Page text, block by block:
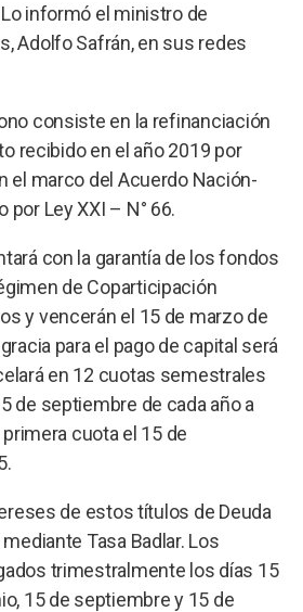
informó el ministro de
Adolfo Safrán, en sus redes
consiste en la refinanciación
recibido en el año 2019 por
el marco del Acuerdo Nación-
por Ley XXI – N° 66.
con la garantía de los fondos
de Coparticipación
y vencerán el 15 de marzo de
para el pago de capital será
en 12 cuotas semestrales
de septiembre de cada año a
cuota el 15 de
de estos títulos de Deuda
Tasa Badlar. Los
trimestralmente los días 15
15 de septiembre y 15 de